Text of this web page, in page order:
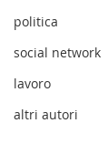
politica
social network
lavoro
altri autori